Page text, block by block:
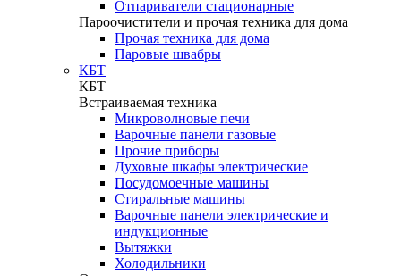
Отпариватели стационарные
Пароочистители и прочая техника для дома
Прочая техника для дома
Паровые швабры
КБТ
КБТ
Встраиваемая техника
Микроволновые печи
Варочные панели газовые
Прочие приборы
Духовые шкафы электрические
Посудомоечные машины
Стиральные машины
Варочные панели электрические и
индукционные
Вытяжки
Холодильники